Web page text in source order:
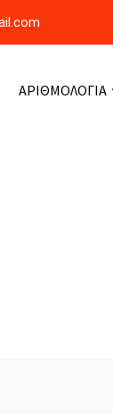
ΑΡΙΘΜΟΛΟΓΙΑ